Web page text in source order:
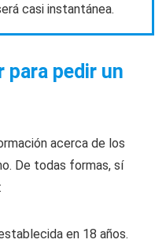
casi instantánea.
para pedir un
acerca de los
De todas formas, sí
en 18 años.